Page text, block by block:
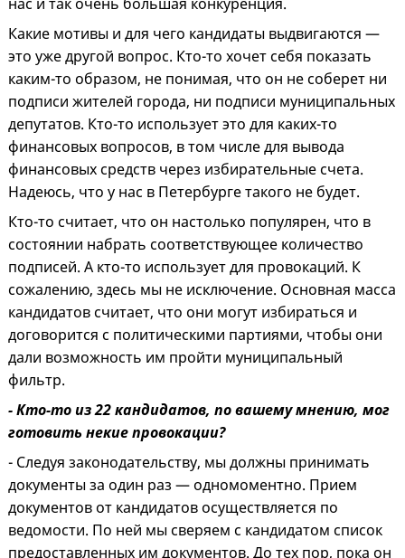
Какие мотивы и для чего кандидаты выдвигаются —
это уже другой вопрос. Кто-то хочет себя показать
каким-то образом, не понимая, что он не соберет ни
подписи жителей города, ни подписи муниципальных
депутатов. Кто-то использует это для каких-то
финансовых вопросов, в том числе для вывода
финансовых средств через избирательные счета.
Надеюсь, что у нас в Петербурге такого не будет.
Кто-то считает, что он настолько популярен, что в
состоянии набрать соответствующее количество
подписей. А кто-то использует для провокаций. К
сожалению, здесь мы не исключение. Основная масса
кандидатов считает, что они могут избираться и
договорится с политическими партиями, чтобы они
дали возможность им пройти муниципальный
фильтр.
- Кто-то из 22 кандидатов, по вашему мнению, мог
готовить некие провокации?
- Следуя законодательству, мы должны принимать
документы за один раз — одномоментно. Прием
документов от кандидатов осуществляется по
ведомости. По ней мы сверяем с кандидатом список
предоставленных им документов. До тех пор, пока он